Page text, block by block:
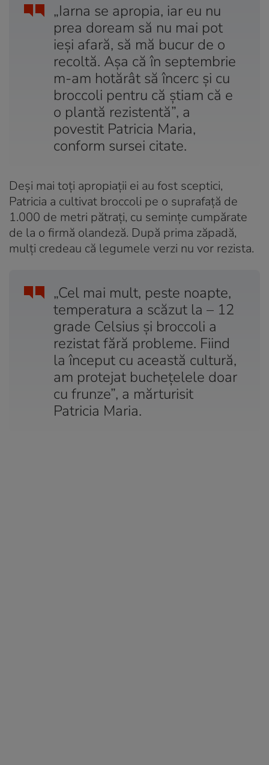
„Iarna se apropia, iar eu nu
prea doream să nu mai pot
ieşi afară, să mă bucur de o
recoltă. Aşa că în septembrie
m-am hotărât să încerc şi cu
broccoli pentru că ştiam că e
o plantă rezistentă”, a
povestit Patricia Maria,
conform sursei citate.
Deși mai toți apropiații ei au fost sceptici,
Patricia a cultivat broccoli pe o suprafață de
1.000 de metri pătrați, cu semințe cumpărate
de la o firmă olandeză. După prima zăpadă,
mulți credeau că legumele verzi nu vor rezista.
„Cel mai mult, peste noapte,
temperatura a scăzut la – 12
grade Celsius şi broccoli a
rezistat fără probleme. Fiind
la început cu această cultură,
am protejat bucheţelele doar
cu frunze”, a mărturisit
Patricia Maria.